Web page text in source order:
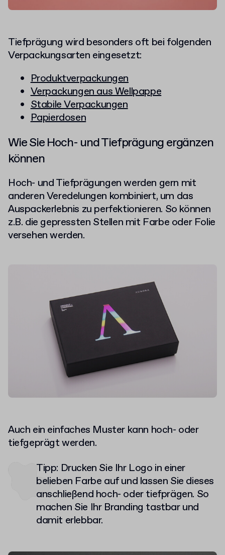
Tiefprägung wird besonders oft bei folgenden
Verpackungsarten eingesetzt:
Produktverpackungen
Verpackungen aus Wellpappe
Stabile Verpackungen
Papierdosen
Wie Sie Hoch- und Tiefprägung ergänzen
können
Hoch- und Tiefprägungen werden gern mit
anderen Veredelungen kombiniert, um das
Auspackerlebnis zu perfektionieren. So können
z.B. die gepressten Stellen mit Farbe oder Folie
versehen werden.
Auch ein einfaches Muster kann hoch- oder
tiefgeprägt werden.
Tipp: Drucken Sie Ihr Logo in einer
belieben Farbe auf und lassen Sie dieses
anschließend hoch- oder tiefprägen. So
machen Sie Ihr Branding tastbar und
damit erlebbar.